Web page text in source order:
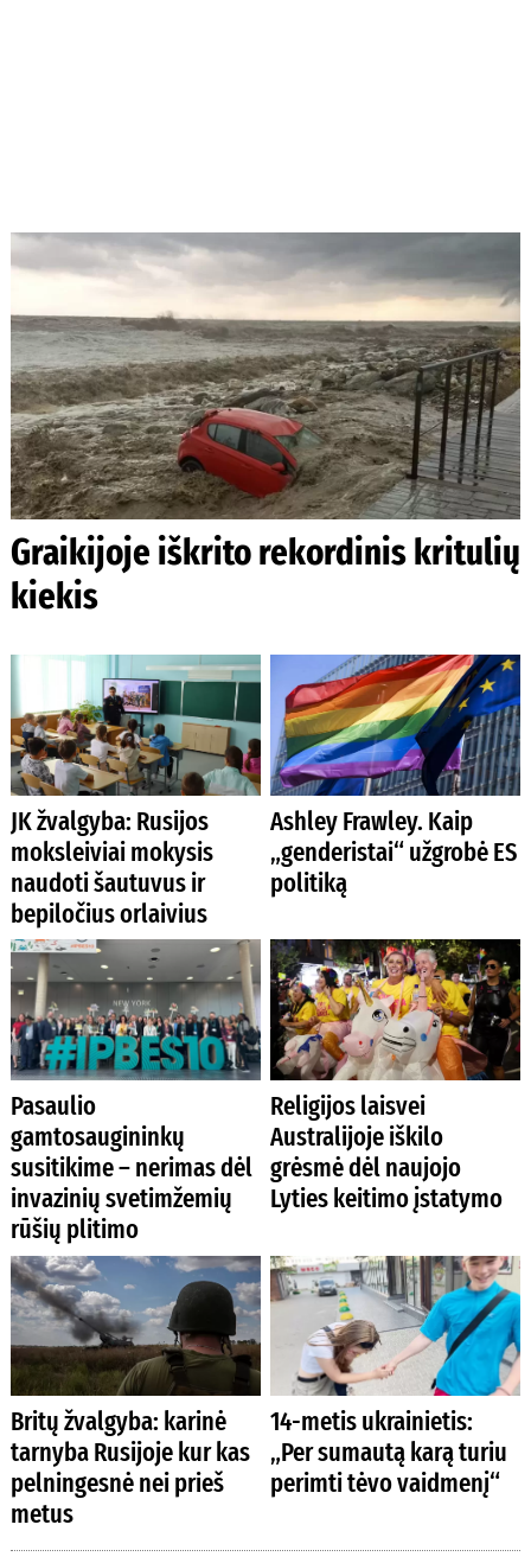
Graikijoje iškrito rekordinis kritulių
kiekis
JK žvalgyba: Rusijos
moksleiviai mokysis
naudoti šautuvus ir
bepiločius orlaivius
Ashley Frawley. Kaip
„genderistai“ užgrobė ES
politiką
Pasaulio
gamtosaugininkų
susitikime – nerimas dėl
invazinių svetimžemių
rūšių plitimo
Religijos laisvei
Australijoje iškilo
grėsmė dėl naujojo
Lyties keitimo įstatymo
Britų žvalgyba: karinė
tarnyba Rusijoje kur kas
pelningesnė nei prieš
metus
14-metis ukrainietis:
„Per sumautą karą turiu
perimti tėvo vaidmenį“